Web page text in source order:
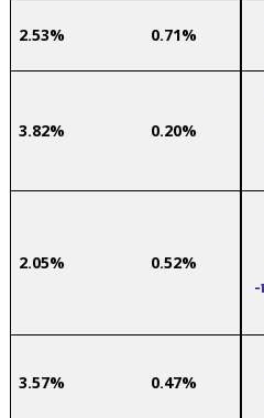
0.71%
2.53%
0.20%
3.82%
0.52%
2.05%
0.47%
3.57%